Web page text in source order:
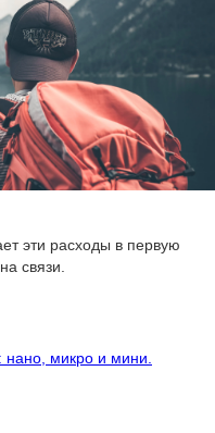
эти расходы в первую
связи.
нано, микро и мини.